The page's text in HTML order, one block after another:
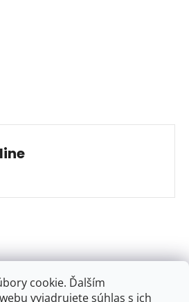
cookie. Ďalším
vyjadrujete súhlas s ich